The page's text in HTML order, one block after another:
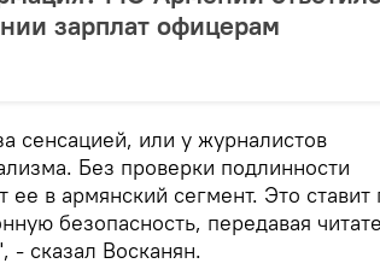
зарплат офицерам
сенсацией, или у журналистов
Без проверки подлинности
в армянский сегмент. Это ставит
безопасность, передавая
- сказал Восканян.